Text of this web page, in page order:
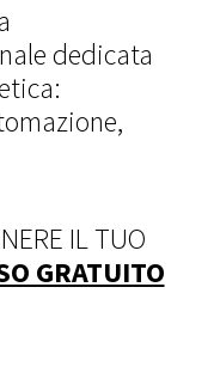
dedicata
IL TUO
GRATUITO